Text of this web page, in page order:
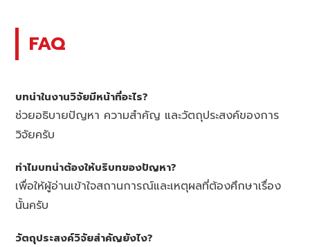
FAQ
บทนำในงานวิจัยมีหน้าที่อะไร?
ช่วยอธิบายปัญหา ความสำคัญ และวัตถุประสงค์ของการ
วิจัยครับ
ทำไมบทนำต้องให้บริบทของปัญหา?
เพื่อให้ผู้อ่านเข้าใจสถานการณ์และเหตุผลที่ต้องศึกษาเรื่อง
นั้นครับ
วัตถุประสงค์วิจัยสำคัญยังไง?